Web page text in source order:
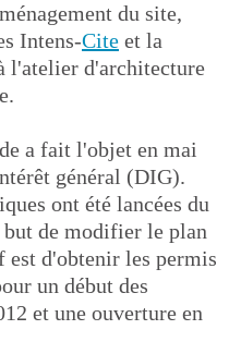
du site,
Intens-Cite et la
l'atelier d'architecture
a fait l'objet en mai
général (DIG).
ont été lancées du
de modifier le plan
d'obtenir les permis
un début des
et une ouverture en